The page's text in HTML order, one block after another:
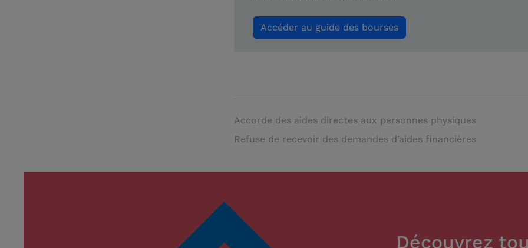
Accéder au guide des bourses
Accorde des aides directes aux personnes physiques
Refuse de recevoir des demandes d’aides financières
Découvrez